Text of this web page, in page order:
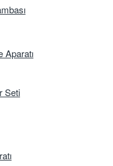
Aparatı
Seti